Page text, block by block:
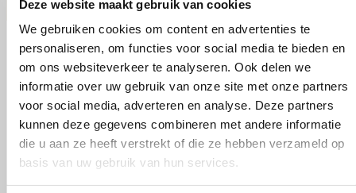
Deze website maakt gebruik van cookies
We gebruiken cookies om content en advertenties te
personaliseren, om functies voor social media te bieden en
om ons websiteverkeer te analyseren. Ook delen we
informatie over uw gebruik van onze site met onze partners
voor social media, adverteren en analyse. Deze partners
kunnen deze gegevens combineren met andere informatie
die u aan ze heeft verstrekt of die ze hebben verzameld op
basis van uw gebruik van hun services.
Maak je bestelling compleet